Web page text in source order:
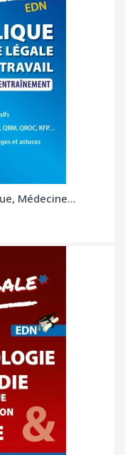
Médecine...